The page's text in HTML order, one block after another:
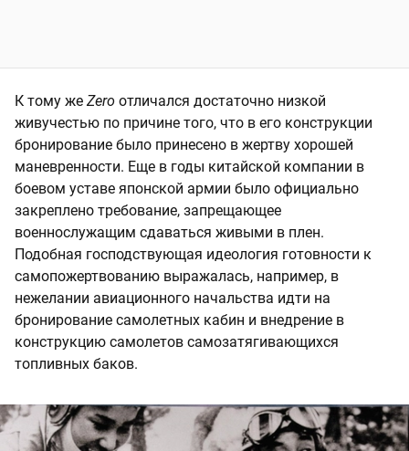
К тому же Zero отличался достаточно низкой
живучестью по причине того, что в его конструкции
бронирование было принесено в жертву хорошей
маневренности. Еще в годы китайской компании в
боевом уставе японской армии было официально
закреплено требование, запрещающее
военнослужащим сдаваться живыми в плен.
Подобная господствующая идеология готовности к
самопожертвованию выражалась, например, в
нежелании авиационного начальства идти на
бронирование самолетных кабин и внедрение в
конструкцию самолетов самозатягивающихся
топливных баков.